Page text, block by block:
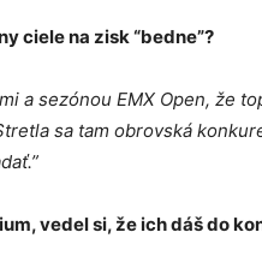
ciele na zisk “bedne”?
a sezónou EMX Open, že
sa tam obrovská
vedel si, že ich dáš do